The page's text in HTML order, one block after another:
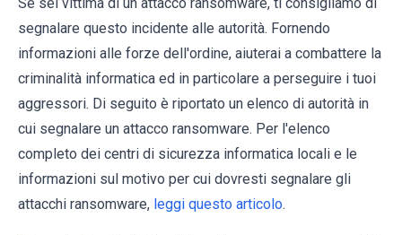
segnalare questo incidente alle autorità. Fornendo
informazioni alle forze dell'ordine, aiuterai a combattere la
criminalità informatica ed in particolare a perseguire i tuoi
aggressori. Di seguito è riportato un elenco di autorità in
cui segnalare un attacco ransomware. Per l'elenco
completo dei centri di sicurezza informatica locali e le
informazioni sul motivo per cui dovresti segnalare gli
attacchi ransomware, leggi questo articolo.